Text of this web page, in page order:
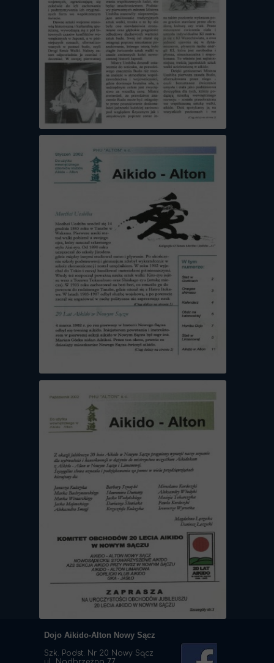
Dojo Aikido-Alton Nowy Sącz
Szk. Podst. Nr 20 Nowy Sącz